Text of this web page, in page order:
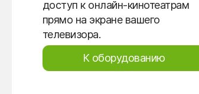
доступ к онлайн-кинотеатрам
прямо на экране вашего
телевизора.
К оборудованию